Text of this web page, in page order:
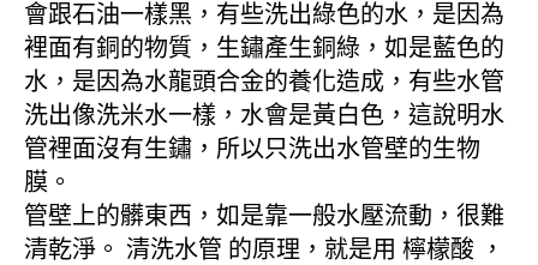
會跟石油一樣黑，有些洗出綠色的水，是因為
裡面有銅的物質，生鏽產生銅綠，如是藍色的
水，是因為水龍頭合金的養化造成，有些水管
洗出像洗米水一樣，水會是黃白色，這說明水
管裡面沒有生鏽，所以只洗出水管壁的生物
膜。
管壁上的髒東西，如是靠一般水壓流動，很難
清乾淨。 清洗水管 的原理，就是用 檸檬酸 ，